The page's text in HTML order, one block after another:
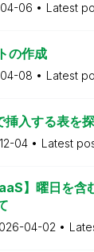
06 Latest
の作成
08 Latest
入する表を
04 Latest
】曜日を
04-02